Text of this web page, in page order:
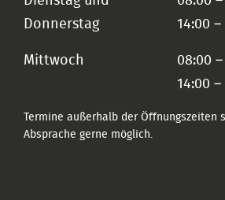
Donnerstag
14:00 –
Mittwoch
08:00
14:00
Termine außerhalb der Öffnungszeiten
Absprache gerne möglich.